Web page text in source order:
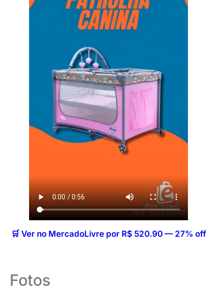
🛒 Ver no MercadoLivre por R$ 520.90 — 27% off
Fotos